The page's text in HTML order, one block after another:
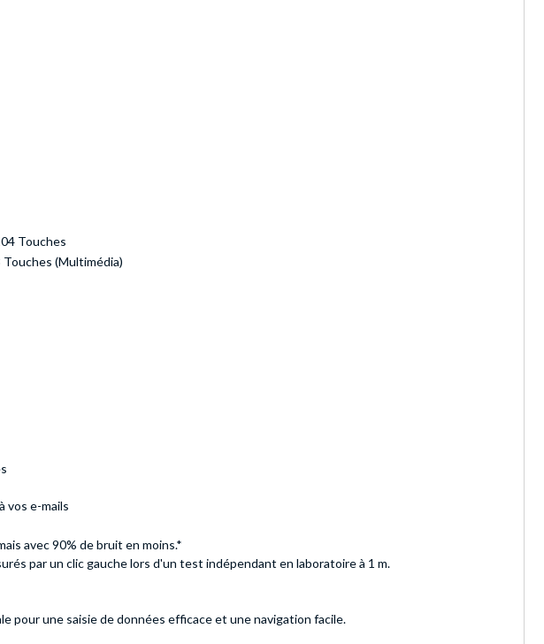
Touches
Touches (Multimédia)
vos e-mails
avec 90% de bruit en moins.*
par un clic gauche lors d'un test indépendant en laboratoire à 1 m.
pour une saisie de données efficace et une navigation facile.